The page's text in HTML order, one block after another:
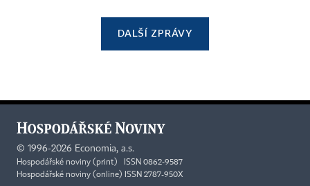
DALŠÍ ZPRÁVY
© 1996-2026 Economia, a.s.
Hospodářské noviny (print) ISSN 0862-9587
Hospodářské noviny (online) ISSN 2787-950X